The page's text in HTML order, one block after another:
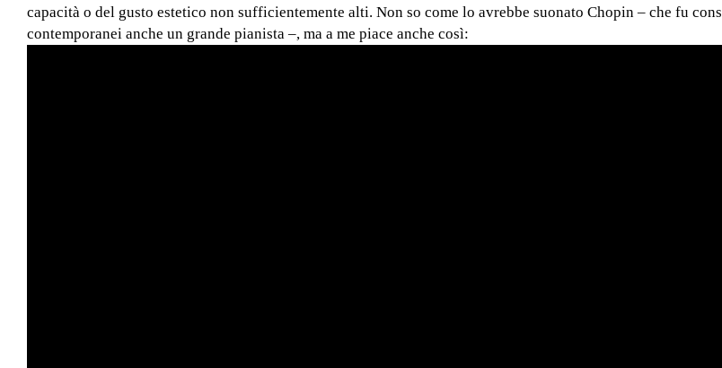
capacità o del gusto estetico non sufficientemente alti. Non so come lo avrebbe suonato Chopin – che fu
contemporanei anche un grande pianista –, ma a me piace anche così: